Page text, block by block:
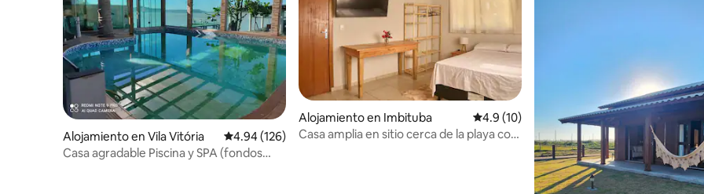
Alojamiento en Vila Vitória Calificación promedio: 4.94 de 5, 126 reseñas
4.94 (126)
Casa agradable Piscina y SPA (fondos
Alojamiento en Imbituba Calificación promedio: 4.9 de 5, 10 reseñas
4.9 (10)
Casa amplia en sitio cerca de la playa con